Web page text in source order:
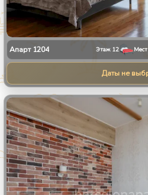
Апарт 1204 Этаж 12 Мест
Даты не
1/24